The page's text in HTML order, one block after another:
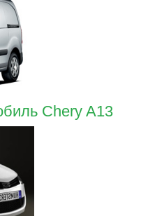
Chery A13